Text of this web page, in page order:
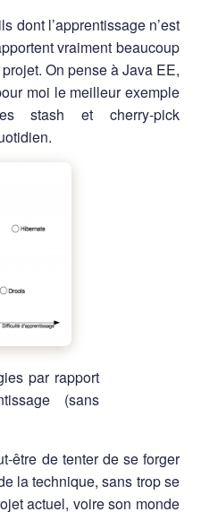
dont l’apprentissage n’est
vraiment beaucoup
On pense à Java EE,
moi le meilleur exemple
stash et cherry-pick
par rapport
(sans
être de tenter de se forger
la technique, sans trop se
actuel, voire son monde